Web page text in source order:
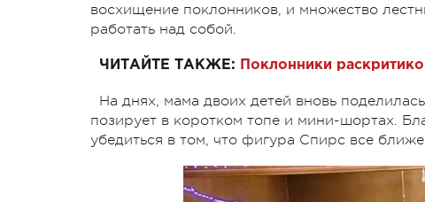
восхищение поклонников, и множество
работать над собой.
ЧИТАЙТЕ ТАКЖЕ: Поклонники
На днях, мама двоих детей вновь
позирует в коротком топе и мини-шортах.
убедиться в том, что фигура Спирс все